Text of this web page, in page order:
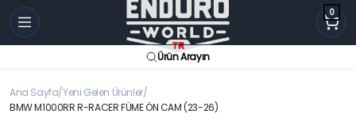
0
Ürün Arayın
Ana Sayfa Yeni Gelen Ürünler
BMW M1000RR R-RACER FÜME ÖN CAM (23-26)